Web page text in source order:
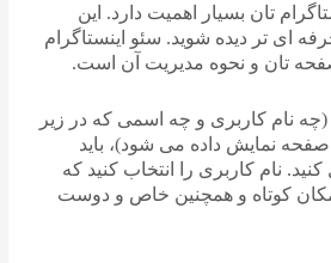
تان بسیار اهمیت دارد. این
ای تر دیده شوید. سئو اینستاگرام
تان و نحوه مدیریت آن است.
نام کاربری و چه اسمی که در زیر
صفحه نمایش داده می شود)، باید
نام کاربری را انتخاب کنید که
امکان کوتاه و همچنین خاص و دوست